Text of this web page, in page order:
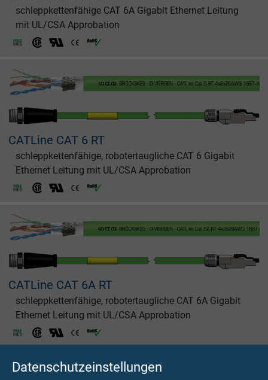
Datenschutzeinstellungen
schleppkettenfähige CAT 6A Gigabit Ethernet Leitung
mit UL/CSA Approbation
CATLine CAT 6 RT
schleppkettenfähige, robotertaugliche CAT 6 Gigabit
Ethernet Leitung mit UL/CSA Approbation
CATLine CAT 6A RT
schleppkettenfähige, robotertaugliche CAT 6A Gigabit
Ethernet Leitung mit UL/CSA Approbation